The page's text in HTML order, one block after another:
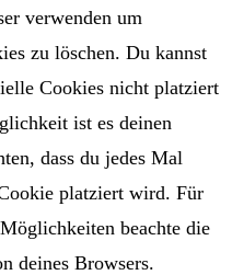
verwenden um
zu löschen. Du kannst
Cookies nicht platziert
ist es deinen
dass du jedes Mal
platziert wird. Für
beachte die
deines Browsers.